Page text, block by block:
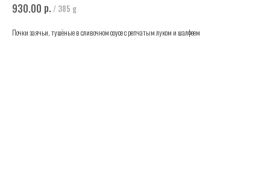
930.00 р./ 385 g
Почки заячьи, тушёные в сливочном соусе с репчатым луком и шалфеем